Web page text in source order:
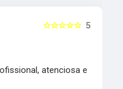
5
☆☆☆☆☆
atenciosa e